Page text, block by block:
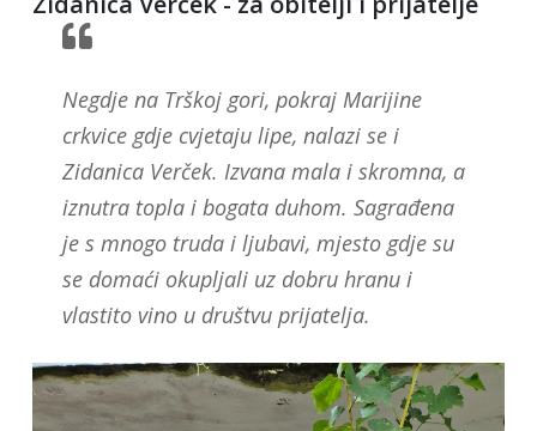
Negdje na Trškoj gori, pokraj Marijine
crkvice gdje cvjetaju lipe, nalazi se i
Zidanica Verček. Izvana mala i skromna, a
iznutra topla i bogata duhom. Sagrađena
je s mnogo truda i ljubavi, mjesto gdje su
se domaći okupljali uz dobru hranu i
vlastito vino u društvu prijatelja.